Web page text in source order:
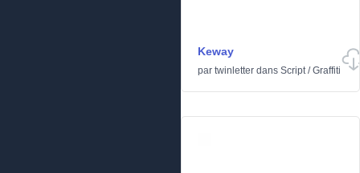
Keway
par twinletter dans Script/Graffiti